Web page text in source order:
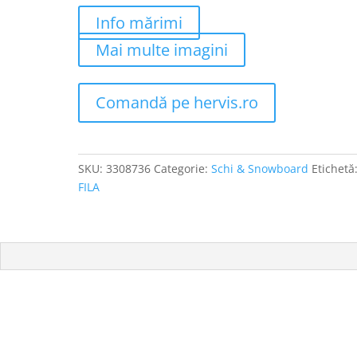
Info mărimi
Mai multe imagini
Comandă pe hervis.ro
SKU:3308736 Categorie:Schi & Snowboard Etichetă:
FILA